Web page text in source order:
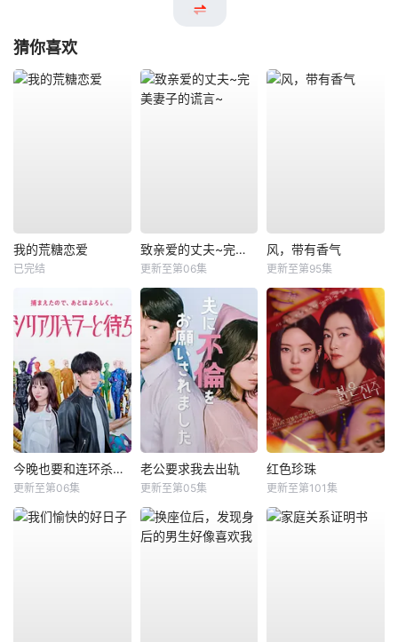
猜你喜欢
我的荒糖恋爱
已完结
致亲爱的丈夫~完美妻子的谎言~
更新至第06集
风，带有香气
更新至第95集
今晚也要和连环杀手约会
更新至第06集
老公要求我去出轨
更新至第05集
红色珍珠
更新至第101集